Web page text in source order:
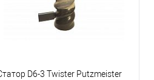
D6-3 Twister Putzmeister